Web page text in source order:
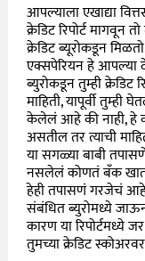
आपल्याला एखाद्या
क्रेडिट रिपोर्ट मागवून
क्रेडिट ब्यूरोकडून
एक्सपेरियन हे आपल्या
ब्युरोकडून तुम्ही क्रेडिट
माहिती, यापूर्वी
केलेलं आहे की नाही, हे
असतील तर त्याची
या सगळ्या बाबी
नसलेलं कोणतं बँक खातं
हेही तपासणं गरजेचं
संबंधित ब्युरोमध्ये
कारण या रिपोर्टमध्ये
तुमच्या क्रेडिट